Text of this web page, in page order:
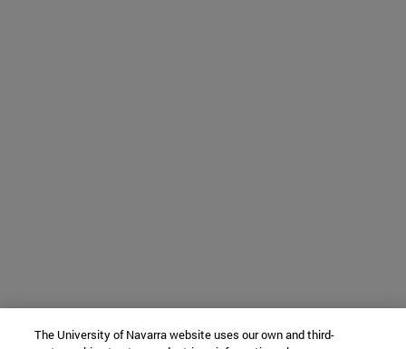
The University of Navarra website uses our own and third-